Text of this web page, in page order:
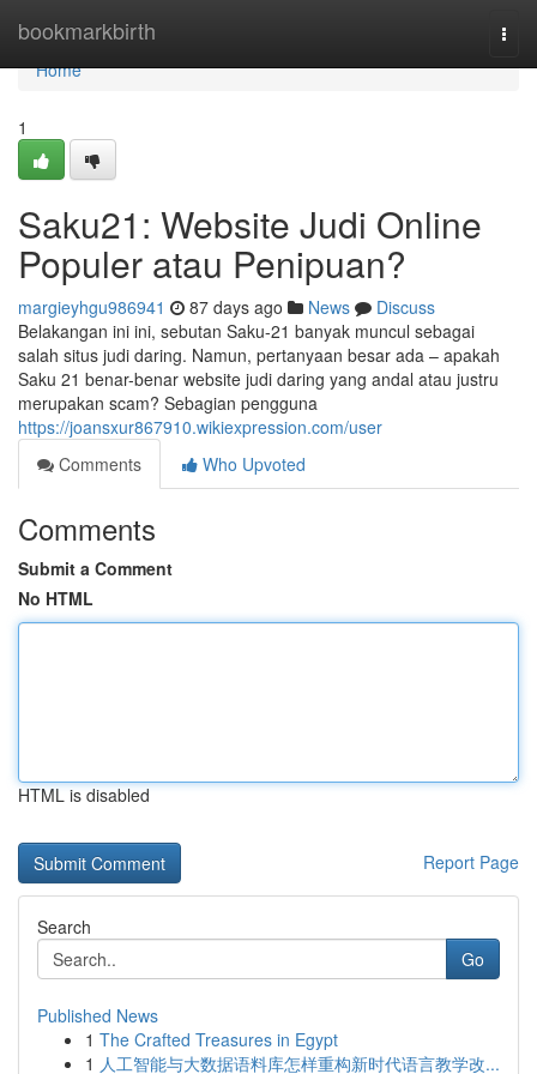
bookmarkbirth
Home
Home
1
Saku21: Website Judi Online
Populer atau Penipuan?
margieyhgu986941 87 days ago News
Discuss
Belakangan ini ini, sebutan Saku-21 banyak muncul sebagai
salah situs judi daring. Namun, pertanyaan besar ada – apakah
Saku 21 benar-benar website judi daring yang andal atau justru
merupakan scam? Sebagian pengguna
https://joansxur867910.wikiexpression.com/user
Comments
Who Upvoted
Comments
Submit a Comment
No HTML
HTML is disabled
Report Page
Search
Go
Published News
1 The Crafted Treasures in Egypt
1 人工智能与大数据语料库怎样重构新时代语言教学改...